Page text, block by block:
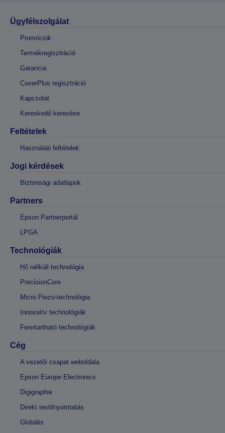
Ügyfélszolgálat
Promóciók
Termékregisztráció
Garancia
CoverPlus regisztráció
Kapcsolat
Kereskedő keresése
Feltételek
Használati feltételek
Jogi kérdések
Biztonsági adatlapok
Partners
Epson Partnerportál
LPGA
Technológiák
Hő nélküli technológia
PrecisionCore
Micro Piezo-technológia
Innovatív technológiák
Fenntartható technológiák
Cég
A vezetői csapat weboldala
Epson Europe Electronics
Digigraphie
Direkt textilnyomtatás
Globális